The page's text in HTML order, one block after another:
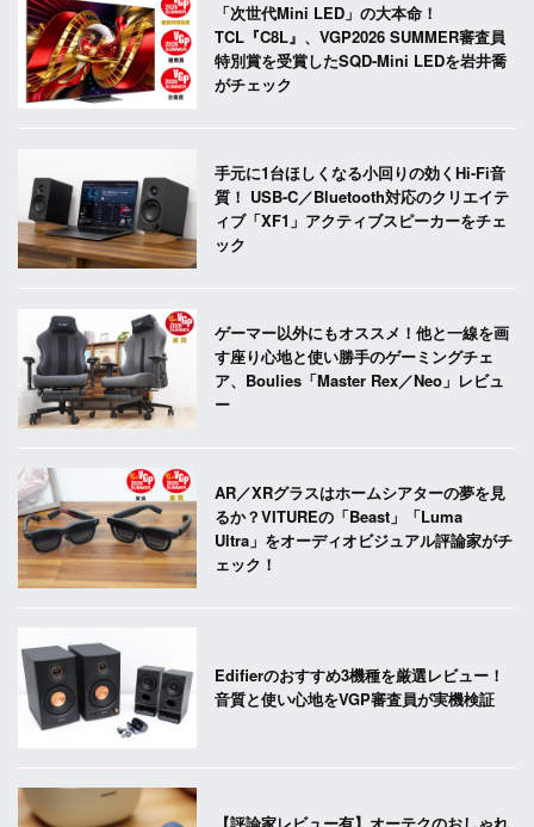
「次世代Mini LED」の大本命！
TCL『C8L』、VGP2026 SUMMER審査員
特別賞を受賞したSQD-Mini LEDを岩井喬
がチェック
手元に1台ほしくなる小回りの効くHi-Fi音
質！ USB-C／Bluetooth対応のクリエイテ
ィブ「XF1」アクティブスピーカーをチェ
ック
ゲーマー以外にもオススメ！他と一線を画
す座り心地と使い勝手のゲーミングチェ
ア、Boulies「Master Rex／Neo」レビュ
ー
AR／XRグラスはホームシアターの夢を見
るか？VITUREの「Beast」「Luma
Ultra」をオーディオビジュアル評論家がチ
ェック！
Edifierのおすすめ3機種を厳選レビュー！
音質と使い心地をVGP審査員が実機検証